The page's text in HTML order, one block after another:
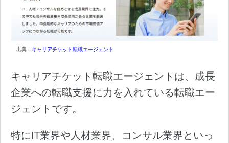
出典： キャリアチケット転職エージェント
キャリアチケット転職エージェントは、成長
企業への転職支援に力を入れている転職エー
ジェントです。
特にIT業界や人材業界、コンサル業界といっ